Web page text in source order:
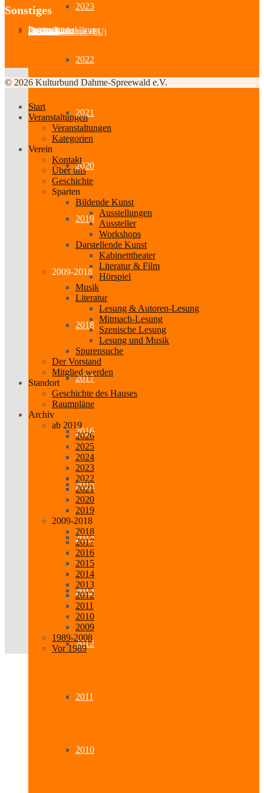
2023
2022
2021
2020
2019
2009-2018
2018
2017
2016
2015
2014
2013
2012
2011
2010
Sonstiges
Impressum
Datenschutzerklärung
Partner-Links
Feedback
Cookie-Richtlinie (EU)
© 2026 Kulturbund Dahme-Spreewald e.V.
Start
Veranstaltungen
Veranstaltungen
Kategorien
Verein
Kontakt
Über uns
Geschichte
Sparten
Bildende Kunst
Ausstellungen
Aussteller
Workshops
Darstellende Kunst
Kabinetttheater
Literatur & Film
Hörspiel
Musik
Literatur
Lesung & Autoren-Lesung
Mitmach-Lesung
Szenische Lesung
Lesung und Musik
Spurensuche
Der Vorstand
Mitglied werden
Standort
Geschichte des Hauses
Raumpläne
Archiv
ab 2019
2026
2025
2024
2023
2022
2021
2020
2019
2009-2018
2018
2017
2016
2015
2014
2013
2012
2011
2010
2009
1989-2008
Vor 1989